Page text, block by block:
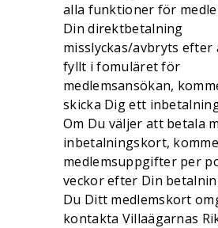
alla funktioner för
Din direktbetalning
misslyckas/avbryts efter
fyllt i fomuläret för
medlemsansökan,
skicka Dig ett
Om Du väljer att betala
inbetalningskort,
medlemsuppgifter per
veckor efter Din
Du Ditt medlemskort
kontakta Villaägarnas